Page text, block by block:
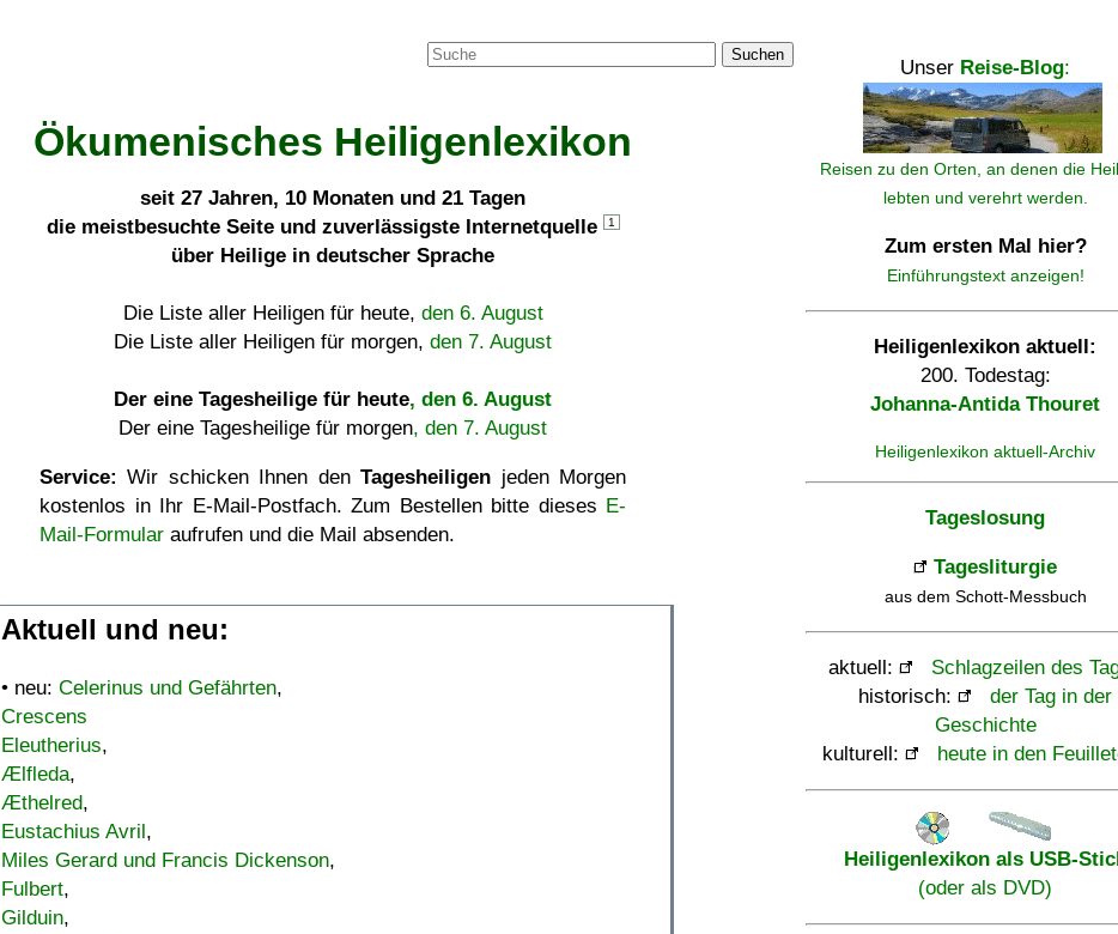
Suchen
Ökumenisches Heiligenlexikon
seit 27 Jahren, 10 Monaten und 21 Tagen
die meistbesuchte Seite und zuverlässigste Internetquelle
1
über Heilige in deutscher Sprache
Die Liste aller Heiligen für heute, den 6. August
Die Liste aller Heiligen für morgen, den 7. August
Der eine Tagesheilige für heute, den 6. August
Der eine Tagesheilige für morgen, den 7. August
Service: Wir schicken Ihnen denTagesheiligen jeden Morgen
kostenlos in Ihr E-Mail-Postfach. Zum Bestellen bitte dieses E-
Mail-Formular aufrufen und die Mail absenden.
Aktuell und neu:
• neu: Celerinus und Gefährten,
Crescens
Eleutherius,
Ælfleda,
Æthelred,
Eustachius Avril,
Miles Gerard und Francis Dickenson,
Fulbert,
Gilduin,
Unser Reise-Blog:
Reisen zu den Orten, an denen die
lebten und verehrt werden.
Zum ersten Mal hier?
Einführungstext anzeigen!
Heiligenlexikon aktuell:
200. Todestag:
Johanna-Antida Thouret
Heiligenlexikon aktuell-Archiv
Tageslosung
Tagesliturgie
aus dem Schott-Messbuch
aktuell:
Schlagzeilen des
historisch:
der Tag in der
Geschichte
kulturell:
heute in den
Heiligenlexikon als USB-
(oder als DVD)